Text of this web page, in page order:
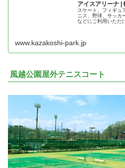
アイスアリーナ |
スケート、フィギュ
ニス、野球、サッカ
などにご利用いただ
www.kazakoshi-park.jp
風越公園屋外テニスコート